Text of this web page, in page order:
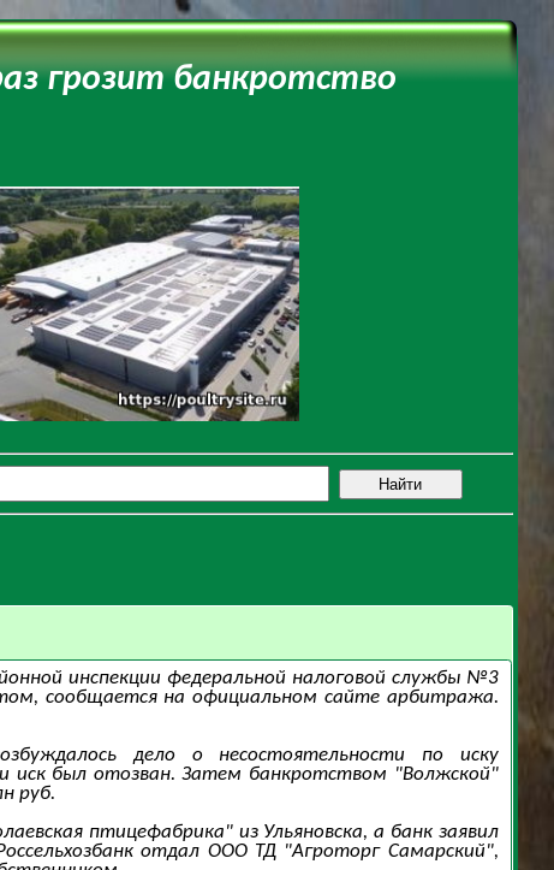
грозит банкротство
инспекции федеральной налоговой службы №3
сообщается на официальном сайте арбитража.
дело о несостоятельности по иску
иск был отозван. Затем банкротством "Волжской"
руб.
птицефабрика" из Ульяновска, а банк заявил
отдал ООО ТД "Агроторг Самарский",